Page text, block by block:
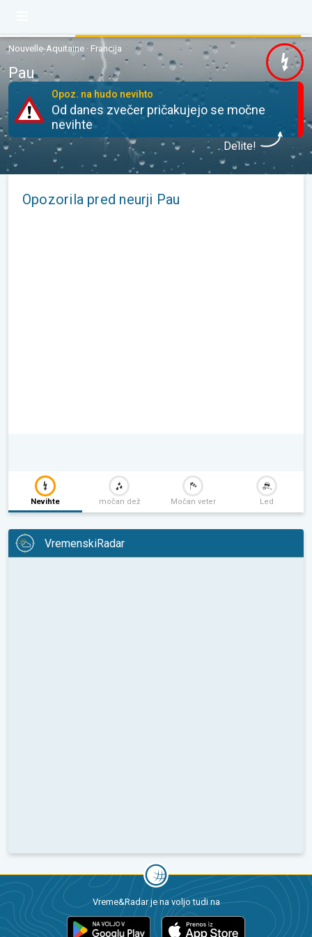
Nouvelle-Aquitaine · Francija
Pau
Opoz. na hudo nevihto
Od danes zvečer pričakujejo se močne
nevihte
Delite!
Opozorila pred neurji Pau
Nevihte močan dež Močan veter Led
VremenskiRadar
Vreme&Radar je na voljo tudi na